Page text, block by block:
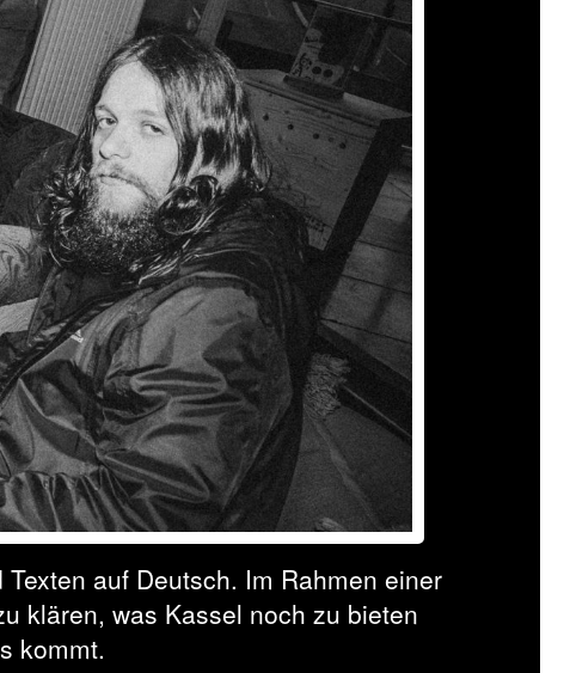
auf Deutsch. Im Rahmen einer
klären, was Kassel noch zu bieten
kommt.